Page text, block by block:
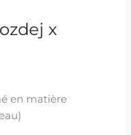
x
en matière